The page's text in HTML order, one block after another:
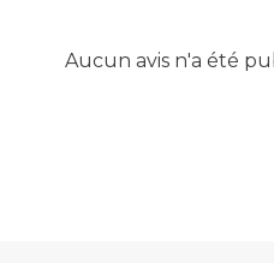
Aucun avis n'a été